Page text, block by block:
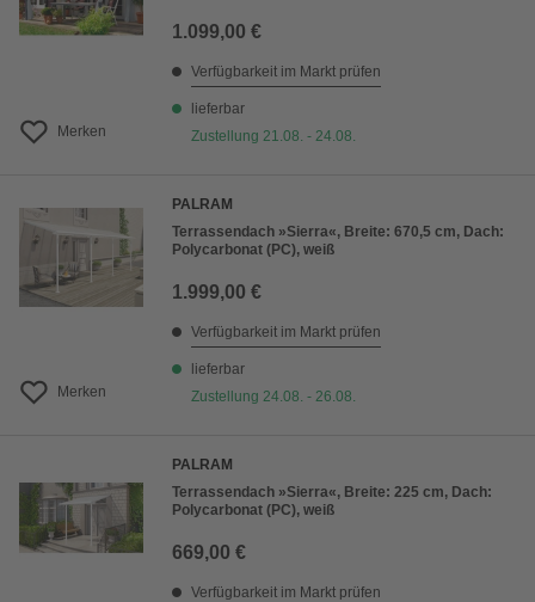
Merken
1.099,00 €
Verfügbarkeit im Markt prüfen
lieferbar
Zustellung 21.08. - 24.08.
Merken
PALRAM
Terrassendach »Sierra«, Breite: 670,5 cm, Dach:
Polycarbonat (PC), weiß
1.999,00 €
Verfügbarkeit im Markt prüfen
lieferbar
Zustellung 24.08. - 26.08.
PALRAM
Terrassendach »Sierra«, Breite: 225 cm, Dach:
Polycarbonat (PC), weiß
669,00 €
Verfügbarkeit im Markt prüfen